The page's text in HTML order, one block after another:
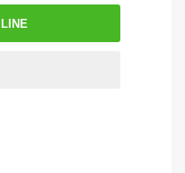
LINE